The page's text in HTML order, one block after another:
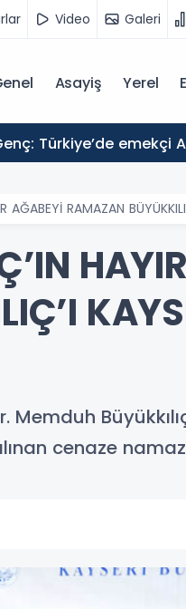
Video Galeri
Asayiş Yerel
AĞABEYİ RAMAZAN
Memduh
cenaze